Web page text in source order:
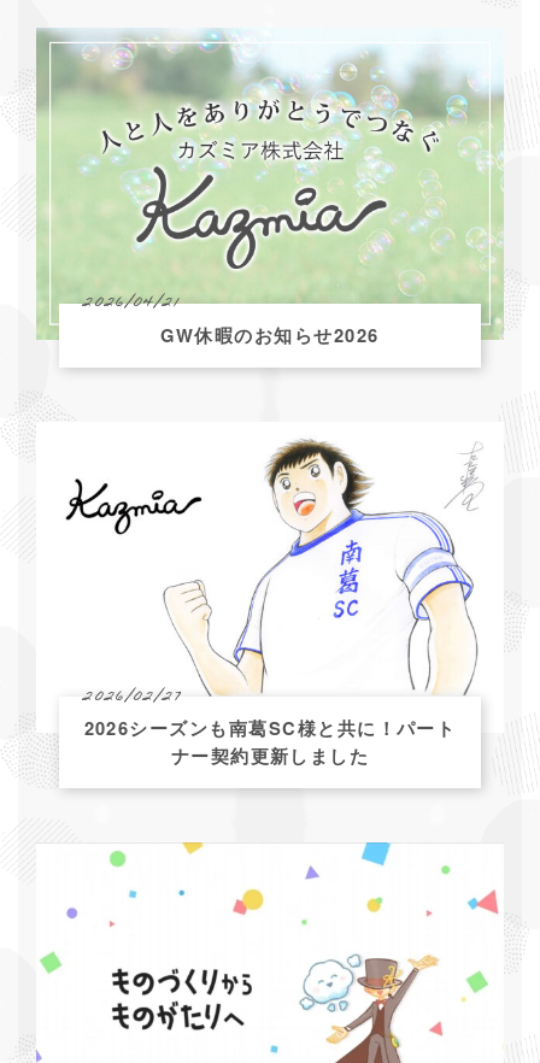
2026/04/21
GW休暇のお知らせ2026
2026/02/27
2026シーズンも南葛SC様と共に！パート
ナー契約更新しました